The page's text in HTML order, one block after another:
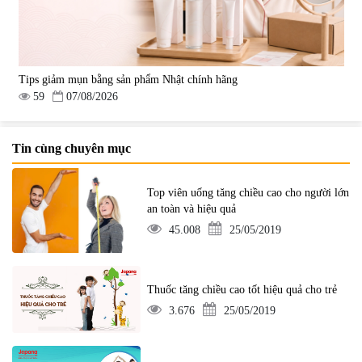
Tips giảm mụn bằng sản phẩm Nhật chính hãng
59
07/08/2026
Tin cùng chuyên mục
Top viên uống tăng chiều cao cho người lớn
an toàn và hiệu quả
45.008
25/05/2019
Thuốc tăng chiều cao tốt hiệu quả cho trẻ
3.676
25/05/2019